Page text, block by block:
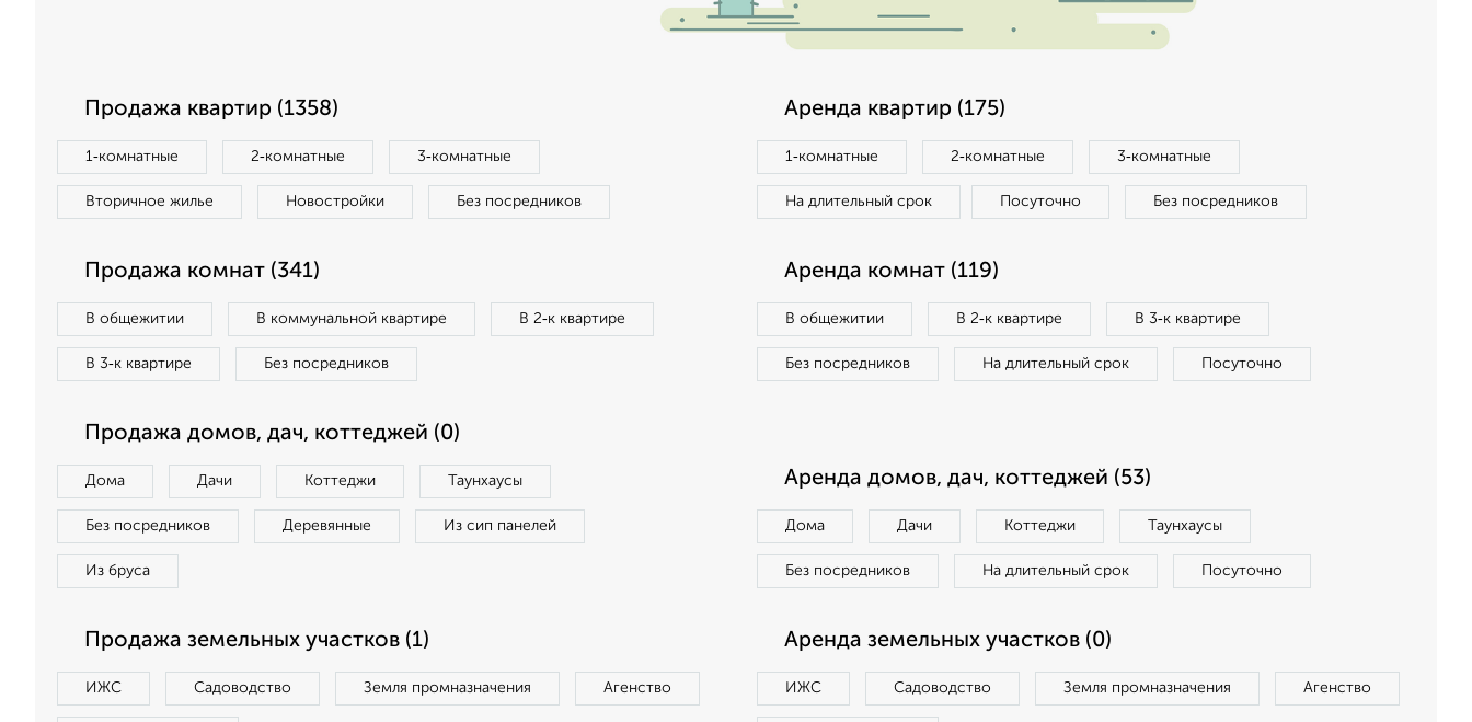
Продажа квартир (1358)
1‑комнатные 2‑комнатные 3‑комнатные
Вторичное жилье Новостройки Без посредников
Аренда квартир (175)
1‑комнатные 2‑комнатные 3‑комнатные
На длительный срок Посуточно Без посредников
Продажа комнат (341)
В общежитии В коммунальной квартире В 2‑к квартире
В 3‑к квартире Без посредников
Аренда комнат (119)
В общежитии В 2‑к квартире В 3‑к квартире
Без посредников На длительный срок Посуточно
Продажа домов, дач, коттеджей (0)
Дома Дачи Коттеджи Таунхаусы
Без посредников Деревянные Из сип панелей
Из бруса
Аренда домов, дач, коттеджей (53)
Дома Дачи Коттеджи Таунхаусы
Без посредников На длительный срок Посуточно
Продажа земельных участков (1)
ИЖС Садоводство Земля промназначения Агенство
Аренда земельных участков (0)
ИЖС Садоводство Земля промназначения Агенство